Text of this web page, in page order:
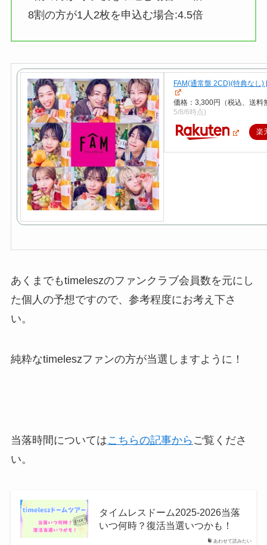
8割の方が1人2枚を申込む場合:4.5倍
FAM(通常盤 2CD)(特典なし)
価格：3,300円（税込、送料
5/8/6時点)
楽
あくまでもtimeleszのファンクラブ会員数を元にし
た個人の予想ですので、参考程度にお考え下さ
い。
純粋なtimeleszファンの方が当選しますように！
当落時間についてはこちらの記事から ご覧くださ
い。
あわせて読みたい
タイムレスドーム2025-2026当落
いつ何時？復活当選いつかも！